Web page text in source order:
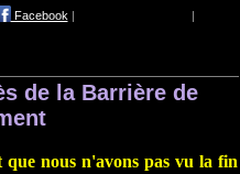
Facebook
de la Barrière de
que nous n'avons pas vu la fin